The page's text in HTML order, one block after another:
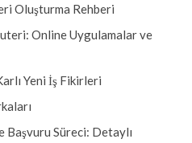
Oluşturma Rehberi
Online Uygulamalar ve
Yeni İş Fikirleri
Başvuru Süreci: Detaylı